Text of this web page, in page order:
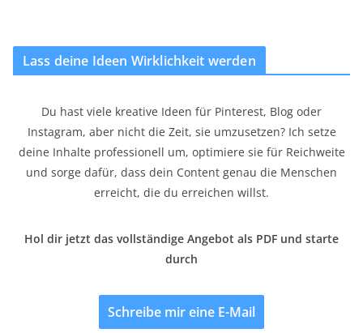
Lass deine Ideen Wirklichkeit werden
Du hast viele kreative Ideen für Pinterest, Blog oder
Instagram, aber nicht die Zeit, sie umzusetzen? Ich setze
deine Inhalte professionell um, optimiere sie für Reichweite
und sorge dafür, dass dein Content genau die Menschen
erreicht, die du erreichen willst.
Hol dir jetzt das vollständige Angebot als PDF und starte
durch
Schreibe mir eine E-Mail